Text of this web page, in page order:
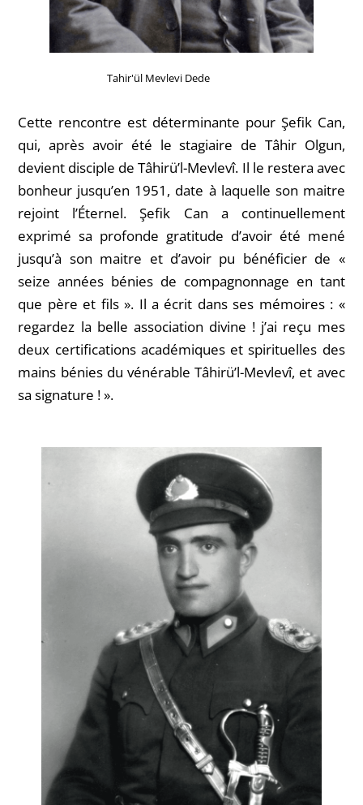
Tahir'ül Mevlevi Dede
Cette rencontre est déterminante pour Şefik Can,
qui, après avoir été le stagiaire de Tâhir Olgun,
devient disciple de Tâhirü’l-Mevlevî. Il le restera avec
bonheur jusqu’en 1951, date à laquelle son maitre
rejoint l’Éternel. Şefik Can a continuellement
exprimé sa profonde gratitude d’avoir été mené
jusqu’à son maitre et d’avoir pu bénéficier de «
seize années bénies de compagnonnage en tant
que père et fils ». Il a écrit dans ses mémoires : «
regardez la belle association divine ! j’ai reçu mes
deux certifications académiques et spirituelles des
mains bénies du vénérable Tâhirü’l-Mevlevî, et avec
sa signature ! ».